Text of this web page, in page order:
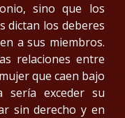
sino que los
dictan los deberes
a sus miembros.
relaciones entre
que caen bajo
sería exceder su
sin derecho y en